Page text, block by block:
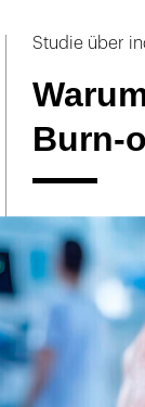
Studie über
Burn-